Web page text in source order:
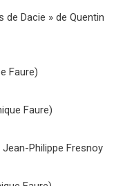
Dacie » de Quentin
Faure)
Faure)
Philippe Fresnoy